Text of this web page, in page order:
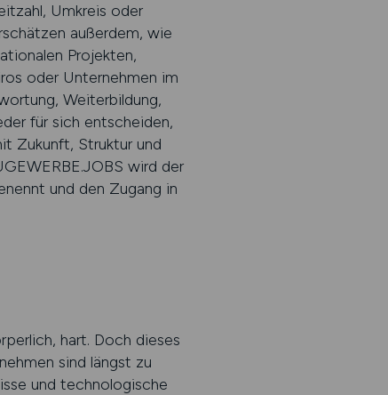
Umkreis oder
außerdem, wie
Projekten,
oder Unternehmen im
Weiterbildung,
für sich entscheiden,
Zukunft, Struktur und
wird der
und den Zugang in
hart. Doch dieses
sind längst zu
und technologische